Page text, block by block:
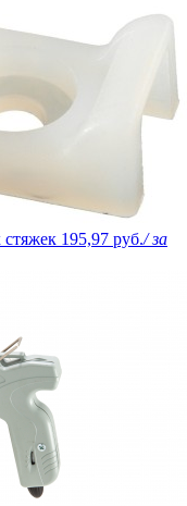
195,97 руб./ за